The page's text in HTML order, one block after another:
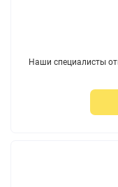
Наши специалисты